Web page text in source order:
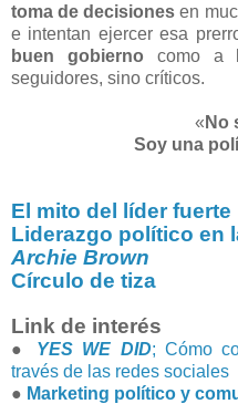
toma de decisiones en
e intentan ejercer esa
buen gobierno como
seguidores, sino críticos.
« No
Soy una
El mito del líder fuerte
Liderazgo político en
Archie Brown
Círculo de tiza
Link de interés
● YES WE DID; Cómo
través de las redes sociales
● Marketing político y